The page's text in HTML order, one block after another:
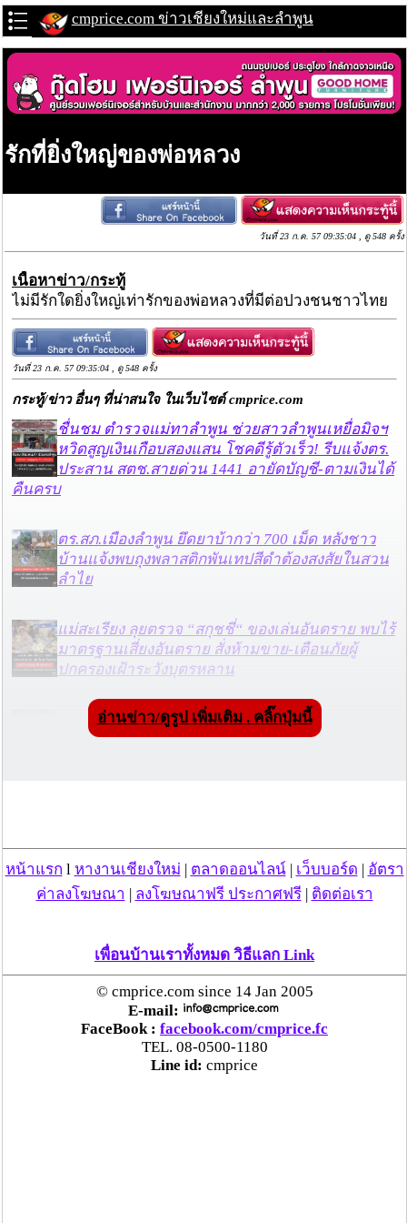
cmprice.com ข่าวเชียงใหม่และลำพูน
รักที่ยิ่งใหญ่ของพ่อหลวง
วันที่ 23 ก.ค. 57 09:35:04 , ดู 548 ครั้ง
เนื้อหาข่าว/กระทู้
ไม่มีรักใดยิ่งใหญ่เท่ารักของพ่อหลวงที่มีต่อปวงชนชาวไทย
วันที่ 23 ก.ค. 57 09:35:04 , ดู 548 ครั้ง
กระทู้/ข่าว อื่นๆ ที่น่าสนใจ ในเว็บไซต์ cmprice.com
ชื่นชม ตำรวจแม่ทาลำพูน ช่วยสาวลำพูนเหยื่อมิจฯ
หวิดสูญเงินเกือบสองแสน โชคดีรู้ตัวเร็ว! รีบแจ้งตร.
ประสาน สตช.สายด่วน 1441 อายัดบัญชี-ตามเงินได้
คืนครบ
ตร.สภ.เมืองลำพูน ยึดยาบ้ากว่า 700 เม็ด หลังชาว
บ้านแจ้งพบถุงพลาสติกพันเทปสีดำต้องสงสัยในสวน
ลำไย
แม่สะเรียง ลุยตรวจ “สกุชชี่“ ของเล่นอันตราย พบไร้
มาตรฐานเสี่ยงอันตราย สั่งห้ามขาย-เตือนภัยผู้
ปกครองเฝ้าระวังบุตรหลาน
“ลาว” ส่ง “24 คนไทย” กลับประเทศผ่านด่าน
เชียงของ เพื่อดำเนินการตามกฎหมาย พบส่วนใหญ่มี
ประเทศ เริ่ม 13 ต.ค. นี้
คพ. เผยผลตรวจคุณภาพน้ำแม่น้ำกก-แม่น้ำสาย-
8 “พบสารหนูสูงเกินค่ามาตรฐาน“
ไทยยังน่าลงทุน หลังพบต่างชาติเชื่อมั่นลงทุนครึ่งปี
แรก 1.1 แสนล้านบาท
“พาณิชย์”จับมือซีพี แอ็กซ์ตร้า รับซื้อลำไย 1,000
อ่านข่าว/ดูรูป เพิ่มเติม . คลิ๊กปุ่มนี้
หน้าแรก l หางานเชียงใหม่ ตลาดออนไลน์| เว็บบอร์ด
อัตรา
ค่าลงโฆษณา
ลงโฆษณาฟรี ประกาศฟรี| ติดต่อเรา
เพื่อนบ้านเราทั้งหมด วิธีแลก Link
© cmprice.com since 14 Jan 2005
E-mail:
FaceBook : facebook.com/cmprice.fc
TEL. 08-0500-1180
Line id: cmprice